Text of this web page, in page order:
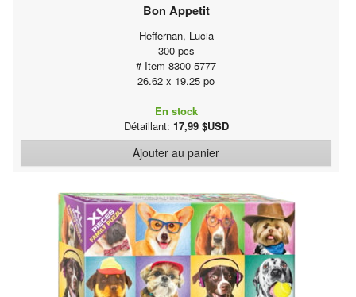
Bon Appetit
Heffernan, Lucia
300 pcs
# Item 8300-5777
26.62 x 19.25 po
En stock
Détaillant: 17,99 $USD
Ajouter au panier